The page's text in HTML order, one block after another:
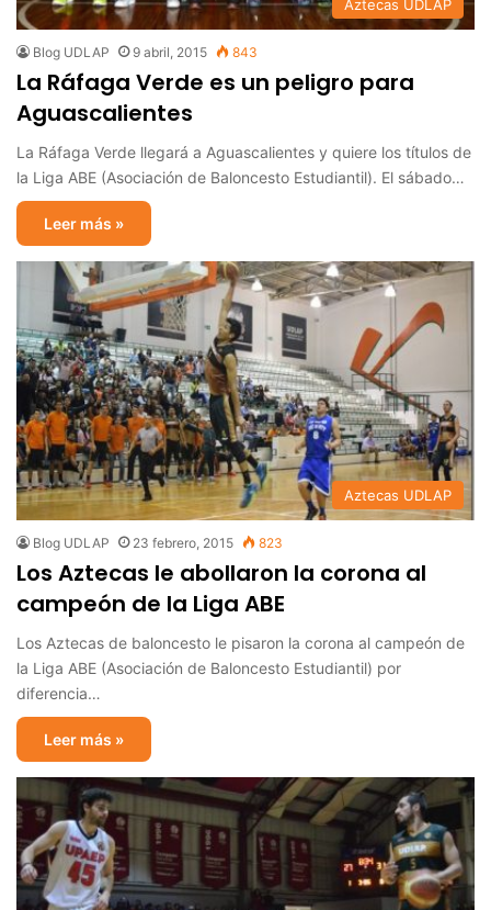
Aztecas UDLAP
Blog UDLAP 9 abril, 2015 843
La Ráfaga Verde es un peligro para
Aguascalientes
La Ráfaga Verde llegará a Aguascalientes y quiere los títulos de
la Liga ABE (Asociación de Baloncesto Estudiantil). El sábado…
Leer más »
Aztecas UDLAP
Blog UDLAP 23 febrero, 2015 823
Los Aztecas le abollaron la corona al
campeón de la Liga ABE
Los Aztecas de baloncesto le pisaron la corona al campeón de
la Liga ABE (Asociación de Baloncesto Estudiantil) por
diferencia…
Leer más »